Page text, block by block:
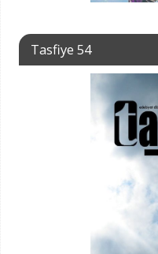
Tasfiye 54